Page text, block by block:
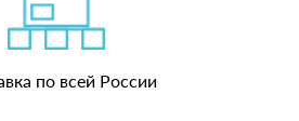
по всей России